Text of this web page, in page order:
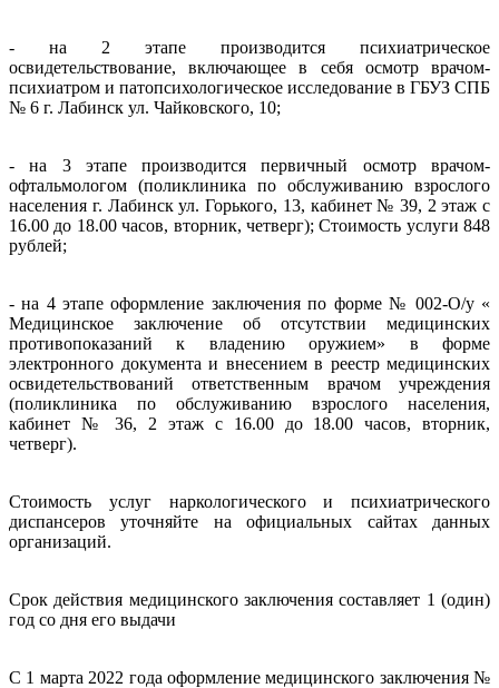
- на 2 этапе производится психиатрическое
освидетельствование, включающее в себя осмотр врачом-
психиатром и патопсихологическое исследование в ГБУЗ СПБ
№ 6 г. Лабинск ул. Чайковского, 10;
- на 3 этапе производится первичный осмотр врачом-
офтальмологом (поликлиника по обслуживанию взрослого
населения г. Лабинск ул. Горького, 13, кабинет № 39, 2 этаж с
16.00 до 18.00 часов, вторник, четверг); Стоимость услуги 848
рублей;
- на 4 этапе оформление заключения по форме № 002-О/у «
Медицинское заключение об отсутствии медицинских
противопоказаний к владению оружием» в форме
электронного документа и внесением в реестр медицинских
освидетельствований ответственным врачом учреждения
(поликлиника по обслуживанию взрослого населения,
кабинет № 36, 2 этаж с 16.00 до 18.00 часов, вторник,
четверг).
Стоимость услуг наркологического и психиатрического
диспансеров уточняйте на официальных сайтах данных
организаций.
Срок действия медицинского заключения составляет 1 (один)
год со дня его выдачи
С 1 марта 2022 года оформление медицинского заключения №